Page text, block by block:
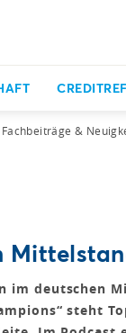
Fachbeiträge &
im deutschen
steht